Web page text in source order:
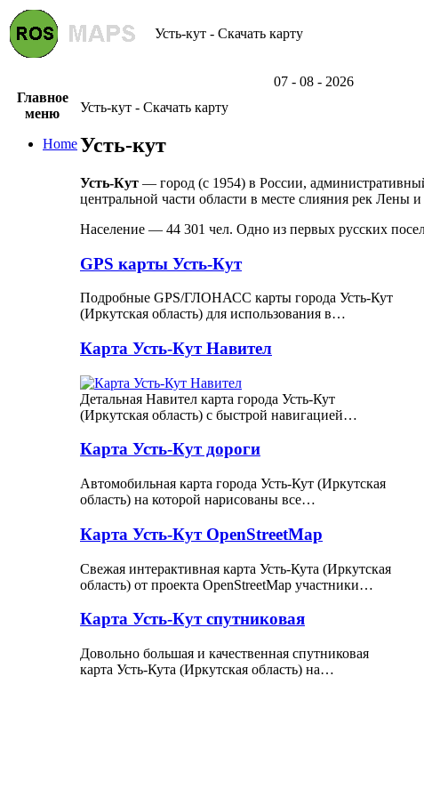
Усть-кут - Скачать карту
07 - 08 - 2026
Главное
меню
Home
Усть-кут - Скачать карту
Усть-кут
Усть-Кут — город (с 1954) в России,
центральной части области в месте слияния рек Лены
Население — 44 301 чел. Одно из первых русских
GPS карты Усть-Кут
Подробные GPS/ГЛОНАСС карты города Усть-Кут
(Иркутская область) для использования в…
Карта Усть-Кут Навител
Детальная Навител карта города Усть-Кут
(Иркутская область) с быстрой навигацией…
Карта Усть-Кут дороги
Автомобильная карта города Усть-Кут (Иркутская
область) на которой нарисованы все…
Карта Усть-Кут OpenStreetMap
Свежая интерактивная карта Усть-Кута (Иркутская
область) от проекта OpenStreetMap участники…
Карта Усть-Кут спутниковая
Довольно большая и качественная спутниковая
карта Усть-Кута (Иркутская область) на…